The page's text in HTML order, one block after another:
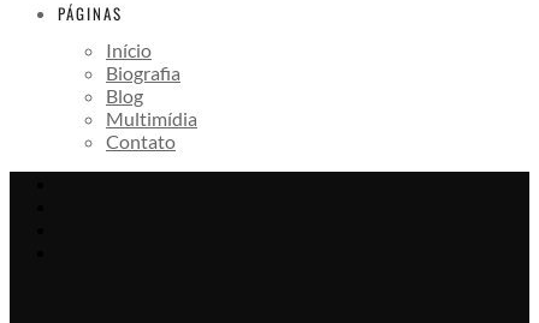
PÁGINAS
Início
Biografia
Blog
Multimídia
Contato